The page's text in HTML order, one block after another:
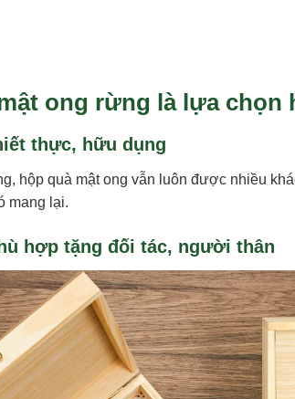
ong rừng là lựa chọn
thực, hữu dụng
hộp quà mật ong vẫn luôn được nhiều
mang lại.
hợp tặng đối tác, người thân